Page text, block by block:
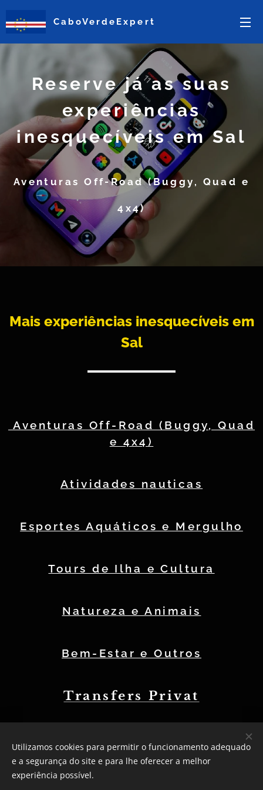
CaboVerdeExpert
Reserve já as suas
experiências
inesquecíveis em Sal
Aventuras Off-Road (Buggy, Quad e
4x4)
Mais experiências inesquecíveis em
Sal
Aventuras Off-Road (Buggy, Quad
e 4x4)
Atividades nauticas
Esportes Aquáticos e Mergulho
Tours de Ilha e Cultura
Natureza e Animais
Bem-Estar e Outros
Transfers Privat
CaboVerdeExpert - 2026
Powered by
Utilizamos cookies para permitir o funcionamento adequado
e a segurança do site e para lhe oferecer a melhor
experiência possível.